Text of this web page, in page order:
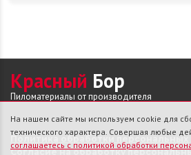
Красный Бор
Пиломатериалы от производителя
Политика обработки персональных
Согласие на обработку
На нашем сайте мы используем cookie для
технического характера. Совершая любые
соглашаетесь с политикой обработки